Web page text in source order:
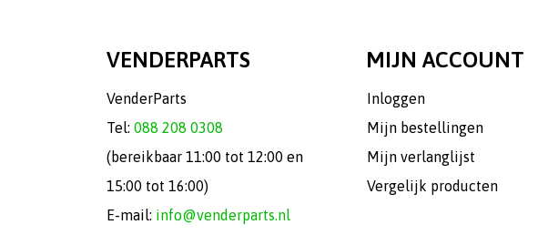
VENDERPARTS
VenderParts
Tel: 088 208 0308
(bereikbaar 11:00 tot 12:00 en
15:00 tot 16:00)
E-mail: info@venderparts.nl
MIJN ACCOUNT
Inloggen
Mijn bestellingen
Mijn verlanglijst
Vergelijk producten